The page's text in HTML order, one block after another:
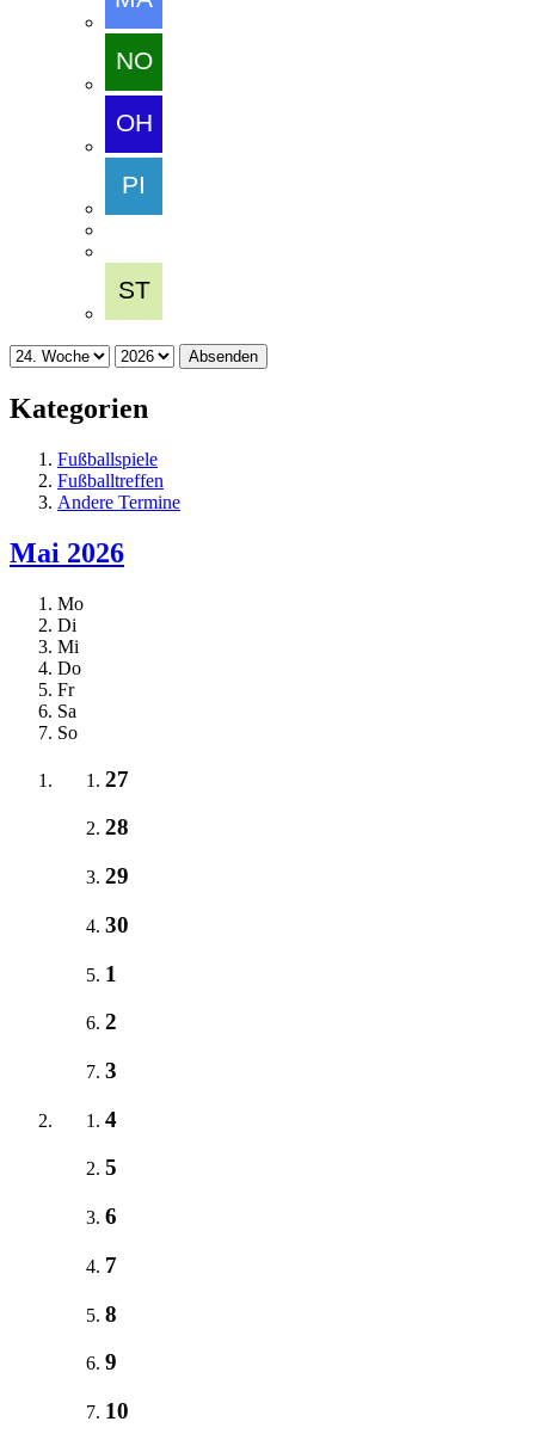
Absenden
Kategorien
Fußballspiele
Fußballtreffen
Andere Termine
Mai 2026
Mo
Di
Mi
Do
Fr
Sa
So
27
28
29
30
1
2
3
4
5
6
7
8
9
10